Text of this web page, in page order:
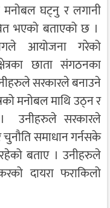
मनोबल घट्नु र लगानी
भएको बताएको छ ।
आयोजना गरेको
छाता संगठनका
सरकारले बनाउने
मनोबल माथि उठ्न र
उनीहरुले सरकारले
चुनौति समाधान गर्नसके
बताए । उनीहरुले
दायरा फराकिलो